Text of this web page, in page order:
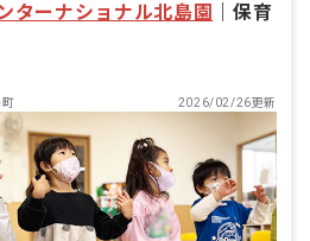
ターナショナル北島園
保育
2026/02/26更新